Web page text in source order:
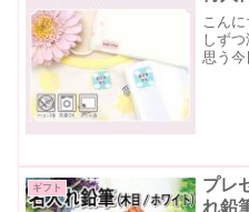
こん
しず
思う今
ギフト
プレ
れ鉛